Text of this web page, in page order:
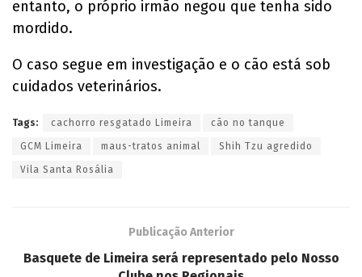
entanto, o próprio irmão negou que tenha sido
mordido.
O caso segue em investigação e o cão está sob
cuidados veterinários.
Tags: cachorro resgatado Limeira cão no tanque
GCM Limeira maus-tratos animal Shih Tzu agredido
Vila Santa Rosália
Publicação Anterior
Basquete de Limeira será representado pelo Nosso